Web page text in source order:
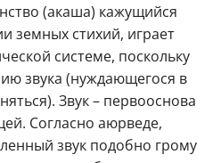
(акаша) кажущийся
земных стихий, играет
системе, поскольку
звука (нуждающегося в
Звук – первооснова
Согласно аюрведе,
звук подобно грому